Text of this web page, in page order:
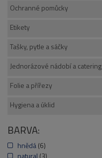
Ochranné pomůcky
Etikety
Tašky, pytle a sáčky
Jednorázové nádobí a catering
Folie a přířezy
Hygiena a úklid
BARVA:
hnědá (6)
natural (3)